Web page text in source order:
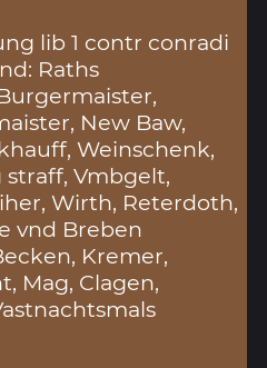
lib 1 contr conradi
Raths
New Baw,
Weinschenk,
Vmbgelt,
Wirth, Reterdoth,
vnd Breben
Kremer,
Mag, Clagen,